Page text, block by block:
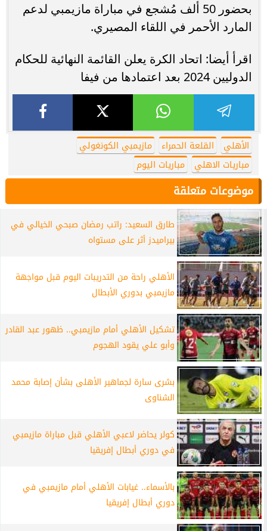
بحضور 50 ألف مُشجع في مباراة مازيمبي لدعم
المارد الأحمر في اللقاء المصيري.
اقرأ أيضا: اتحاد الكرة يعلن القائمة النهائية للحكام
الدوليين 2024 بعد اعتمادها من فيفا
الأهلي القلعة الحمراء
مازيمبي الكونغولي
مباريات الاهلي
مباريات اليوم
موضوعات متعلقة
طارق السعيد: راتب رمضان صبحي الخيالي في
بيراميدز أثر على مستواه
الأهلي راحة من التدريبات اليوم قبل مواجهة
مازيمبي بدوري الأبطال
تشكيل الأهلي أمام مازيمبي.. ظهور عبد القادر
وأبو علي يقود الهجوم
بشرى سارة لجماهير الأهلى بشأن إصابة محمد
الشناوى
كولر يحاضر لاعبي الأهلي قبل مباراة مازيمبي
في دوري أبطال إفريقيا
بالأسماء.. غيابات الأهلي أمام مازيمبي في
دوري أبطال إفريقيا